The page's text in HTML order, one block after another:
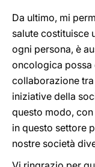
Da ultimo, mi
salute costituisce
ogni persona, è
oncologica possa
collaborazione
iniziative della
questo modo,
in questo settore
nostre società